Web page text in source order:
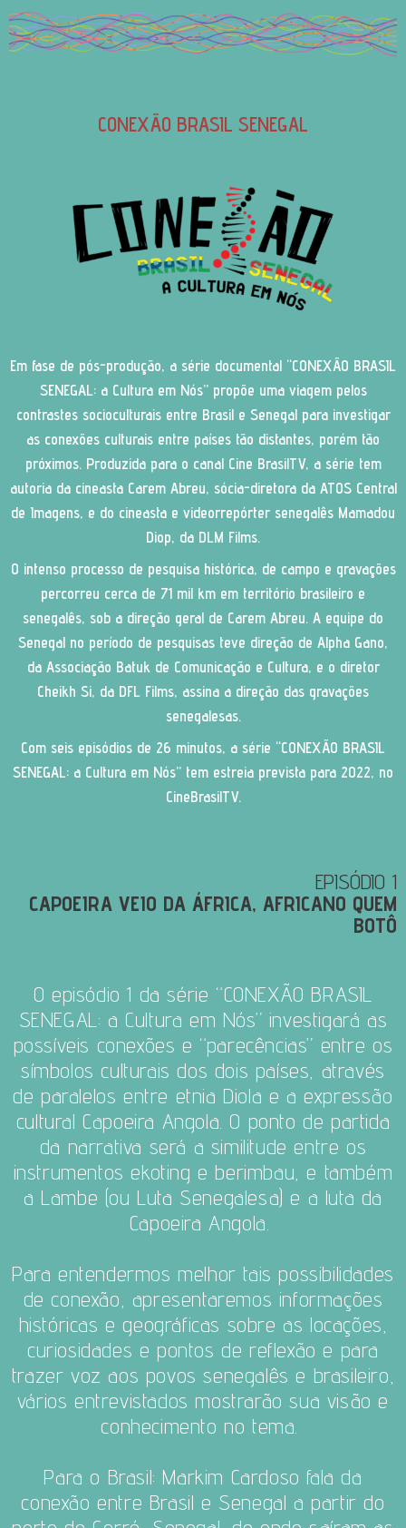
CONEXÃO BRASIL SENEGAL
Em fase de pós-produção, a série documental “CONEXÃO BRASIL
SENEGAL: a Cultura em Nós” propõe uma viagem pelos
contrastes socioculturais entre Brasil e Senegal para investigar
as conexões culturais entre países tão distantes, porém tão
próximos. Produzida para o canal Cine BrasilTV, a série tem
autoria da cineasta Carem Abreu, sócia-diretora da ATOS Central
de Imagens, e do cineasta e videorrepórter senegalês Mamadou
Diop, da DLM Films.
O intenso processo de pesquisa histórica, de campo e gravações
percorreu cerca de 71 mil km em território brasileiro e
senegalês, sob a direção geral de Carem Abreu. A equipe do
Senegal no período de pesquisas teve direção de Alpha Gano,
da Associação Batuk de Comunicação e Cultura, e o diretor
Cheikh Si, da DFL Films, assina a direção das gravações
senegalesas.
Com seis episódios de 26 minutos, a série “CONEXÃO BRASIL
SENEGAL: a Cultura em Nós” tem estreia prevista para 2022, no
CineBrasilTV.
EPISÓDIO 1
CAPOEIRA VEIO DA ÁFRICA, AFRICANO QUEM
BOTÔ
O episódio 1 da série “CONEXÃO BRASIL
SENEGAL: a Cultura em Nós” investigará as
possíveis conexões e “parecências” entre os
símbolos culturais dos dois países, através
de paralelos entre etnia Diola e a expressão
cultural Capoeira Angola. O ponto de partida
da narrativa será a similitude entre os
instrumentos ekoting e berimbau, e também
a Lambe (ou Luta Senegalesa) e a luta da
Capoeira Angola.
Para entendermos melhor tais possibilidades
de conexão, apresentaremos informações
históricas e geográficas sobre as locações,
curiosidades e pontos de reflexão e para
trazer voz aos povos senegalês e brasileiro,
vários entrevistados mostrarão sua visão e
conhecimento no tema.
Para o Brasil: Markim Cardoso fala da
conexão entre Brasil e Senegal a partir do